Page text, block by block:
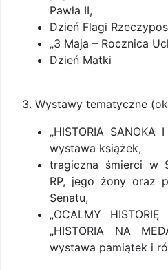
Pawła II,
Dzień Flagi
„3 Maja – Rocznica
Dzień Matki
3. Wystawy tematyczne
„HISTORIA SANOKA
wystawa książek,
tragiczna śmierci w
RP, jego żony oraz
Senatu,
„OCALMY
„HISTORIA NA
wystawa pamiątek i